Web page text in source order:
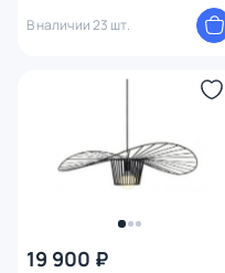
В наличии 23 шт.
19 900 ₽